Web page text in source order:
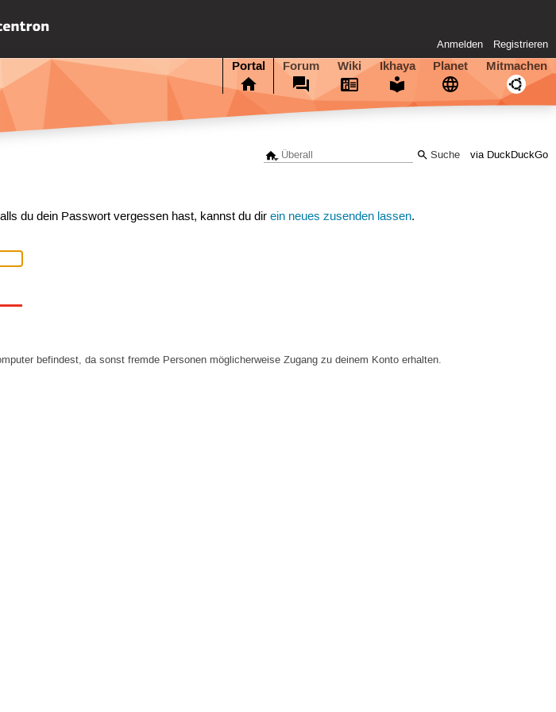
Anmelden Registrieren
Portal Forum Wiki Ikhaya Planet Mitmachen
via DuckDuckGo
du dein Passwort vergessen hast, kannst du direin neues zusenden lassen.
befindest, da sonst fremde Personen möglicherweise Zugang zu deinem Konto erhalten.